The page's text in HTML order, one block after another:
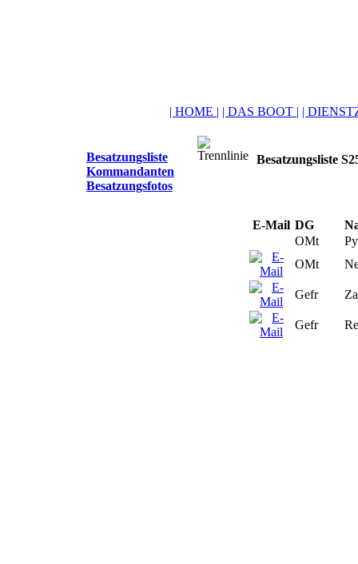
| HOME | | DAS BOOT | |
Besatzungsliste
Kommandanten
Besatzungsfotos
Besatzungsliste
E-Mail DG
OMt
OMt
Gefr
Gefr